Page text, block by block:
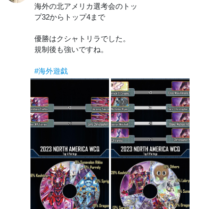
海外の北アメリカ選考会のトッ
プ32からトップ4まで
優勝はクシャトリラでした。
規制後も強いですね。
#海外遊戯